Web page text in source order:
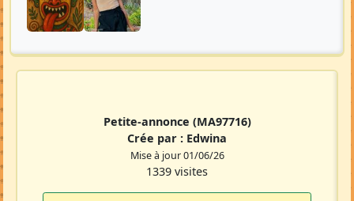
Petite-annonce (MA97716)
Crée par : Edwina
Mise à jour 01/06/26
1339 visites